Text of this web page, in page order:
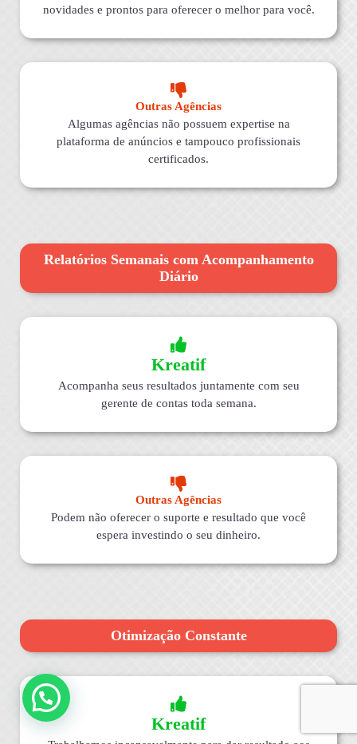
novidades e prontos para oferecer o melhor para você.
Outras Agências
Algumas agências não possuem expertise na
plataforma de anúncios e tampouco profissionais
certificados.
Relatórios Semanais com Acompanhamento
Diário
Kreatif
Acompanha seus resultados juntamente com seu
gerente de contas toda semana.
Outras Agências
Podem não oferecer o suporte e resultado que você
espera investindo o seu dinheiro.
Otimização Constante
Kreatif